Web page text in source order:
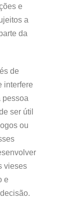
e
a
da
de
interfere
pessoa
ser útil
ou
vieses
e